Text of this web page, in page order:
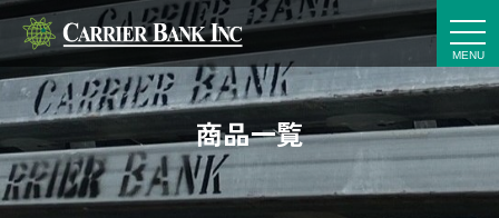
t
o
g
g
l
n
v
g
商品一覧